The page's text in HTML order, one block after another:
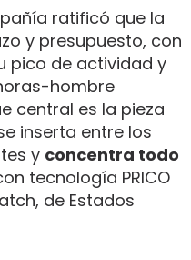
ratificó que la
y presupuesto, con
pico de actividad y
hombre
central es la pieza
inserta entre los
y concentra todo
tecnología PRICO
de Estados